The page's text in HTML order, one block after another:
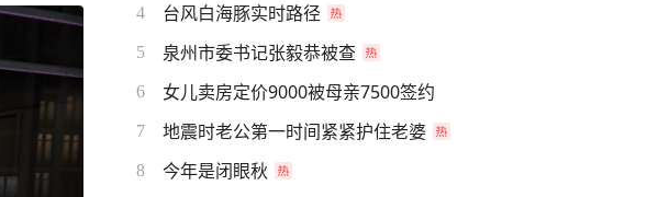
4 台风白海豚实时路径
5 泉州市委书记张毅恭被查
6 女儿卖房定价9000被母亲7500签约
7 地震时老公第一时间紧紧护住老婆
8 今年是闭眼秋